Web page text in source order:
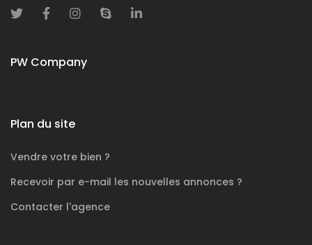
PW Company
Plan du site
Vendre votre bien ?
Recevoir par e-mail les nouvelles annonces ?
Contacter l'agence